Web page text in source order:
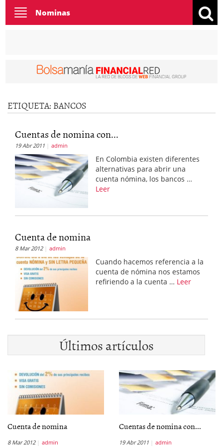
Toggle
navigation
Nominas
ETIQUETA: BANCOS
Cuentas de nomina con...
19 Abr 2011 admin
En Colombia existen diferentes
alternativas para abrir una
cuenta nómina, los bancos …
Leer
Cuenta de nomina
8 Mar 2012 admin
Cuando hacemos referencia a la
cuenta de nómina nos estamos
refiriendo a la cuenta … Leer
Últimos artículos
Cuenta de nomina
8 Mar 2012 admin
Cuentas de nomina con...
19 Abr 2011 admin